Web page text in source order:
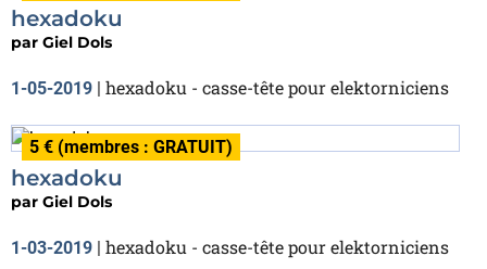
hexadoku
par Giel Dols
1-05-2019 | hexadoku - casse-tête pour elektorniciens
5 € (membres : GRATUIT)
hexadoku
par Giel Dols
1-03-2019 | hexadoku - casse-tête pour elektorniciens